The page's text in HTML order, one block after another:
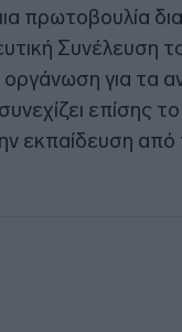
πρωτοβουλία
Συνέλευση
για τα
επίσης
εκπαίδευση από